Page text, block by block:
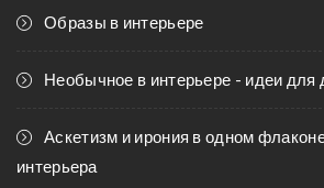
Образы в интерьере
Необычное в интерьере - идеи для
Аскетизм и ирония в одном
интерьера